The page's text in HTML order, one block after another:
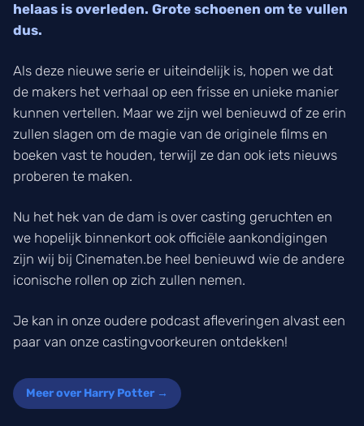
helaas is overleden. Grote schoenen om te vullen
dus.
Als deze nieuwe serie er uiteindelijk is, hopen we dat
de makers het verhaal op een frisse en unieke manier
kunnen vertellen. Maar we zijn wel benieuwd of ze erin
zullen slagen om de magie van de originele films en
boeken vast te houden, terwijl ze dan ook iets nieuws
proberen te maken.
Nu het hek van de dam is over casting geruchten en
we hopelijk binnenkort ook officiële aankondigingen
zijn wij bij Cinematen.be heel benieuwd wie de andere
iconische rollen op zich zullen nemen.
Je kan in onze oudere podcast afleveringen alvast een
paar van onze castingvoorkeuren ontdekken!
Meer over Harry Potter →